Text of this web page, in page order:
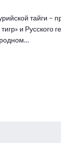
тайги –
и Русского